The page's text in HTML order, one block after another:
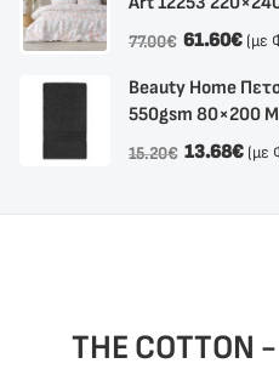
77.00€ 61.60€ (με
Beauty Home
550gsm 80×200
15.20€ 13.68€ (με
THE COTTON